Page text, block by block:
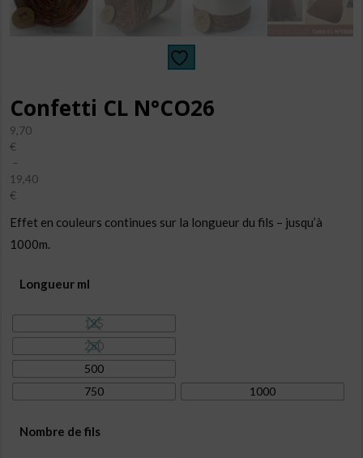
Confetti CL N°CO26
9,70
€
–
19,40
€
de
prix :
19,40€
Effet en couleurs continues sur la longueur du fils – jusqu’à
1000m.
Longueur ml
125
250
500
750
1000
Nombre de fils